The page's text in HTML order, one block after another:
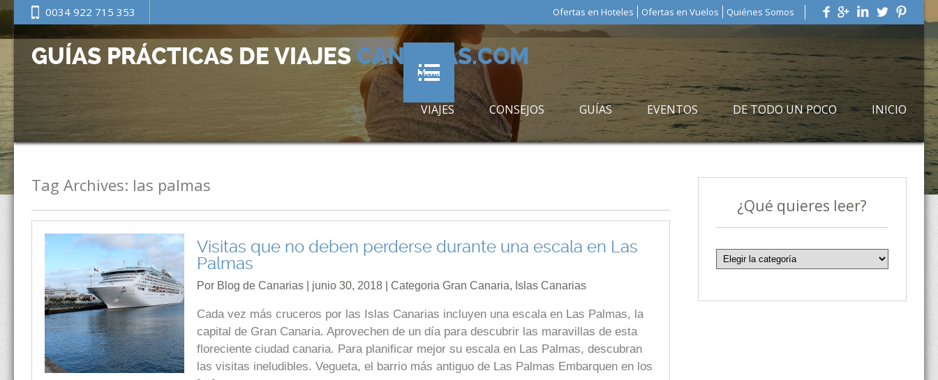
0034 922 715 353 Ofertas en Hoteles Ofertas en Vuelos Quiénes Somos
GUÍAS PRÁCTICAS DE VIAJESCANARIAS.COM
Menu
VIAJES CONSEJOS GUÍAS EVENTOS DE TODO UN POCO INICIO
Tag Archives: las palmas
Visitas que no deben perderse durante una escala en Las
Palmas
Por Blog de Canarias | junio 30, 2018 | Categoria Gran Canaria, Islas Canarias
Cada vez más cruceros por las Islas Canarias incluyen una escala en Las Palmas, la
capital de Gran Canaria. Aprovechen de un día para descubrir las maravillas de esta
floreciente ciudad canaria. Para planificar mejor su escala en Las Palmas, descubran
las visitas ineludibles. Vegueta, el barrio más antiguo de Las Palmas Embarquen en los
¿Qué quieres leer?